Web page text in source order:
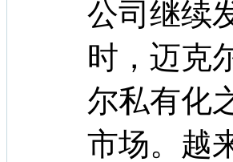
公司继续
时，迈克
尔私有化
市场。越